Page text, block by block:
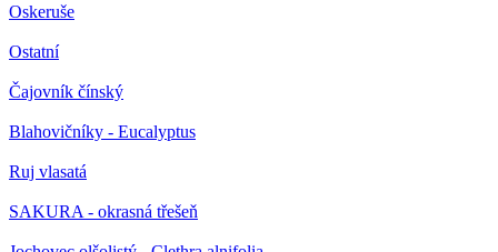
Oskeruše
Ostatní
Čajovník čínský
Blahovičníky - Eucalyptus
Ruj vlasatá
SAKURA - okrasná třešeň